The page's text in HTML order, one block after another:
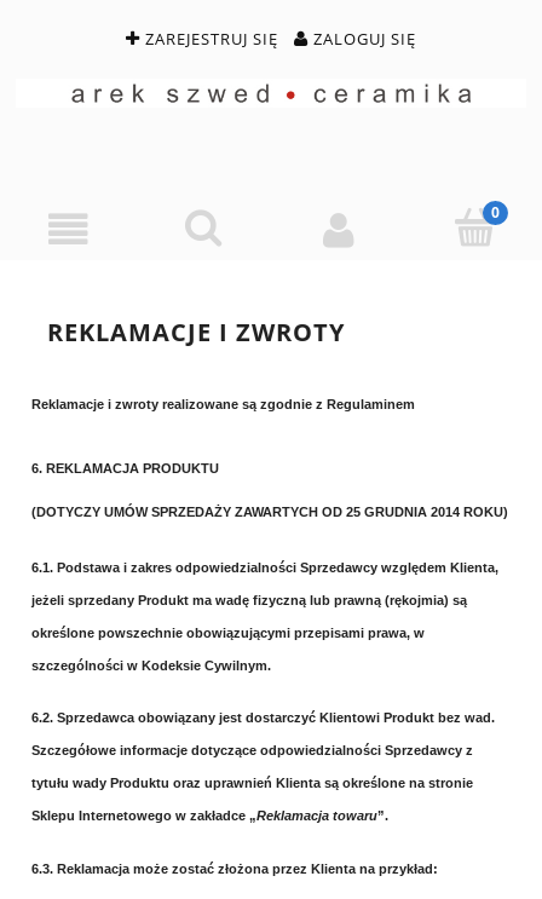
ZAREJESTRUJ SIĘ ZALOGUJ SIĘ
REKLAMACJE I ZWROTY
Reklamacje i zwroty realizowane są zgodnie z Regulaminem
6. REKLAMACJA PRODUKTU
(DOTYCZY UMÓW SPRZEDAŻY ZAWARTYCH OD 25 GRUDNIA 2014 ROKU)
6.1. Podstawa i zakres odpowiedzialności Sprzedawcy względem Klienta,
jeżeli sprzedany Produkt ma wadę fizyczną lub prawną (rękojmia) są
określone powszechnie obowiązującymi przepisami prawa, w
szczególności w Kodeksie Cywilnym.
6.2. Sprzedawca obowiązany jest dostarczyć Klientowi Produkt bez wad.
Szczegółowe informacje dotyczące odpowiedzialności Sprzedawcy z
tytułu wady Produktu oraz uprawnień Klienta są określone na stronie
Sklepu Internetowego w zakładce „Reklamacja towaru”.
6.3. Reklamacja może zostać złożona przez Klienta na przykład: